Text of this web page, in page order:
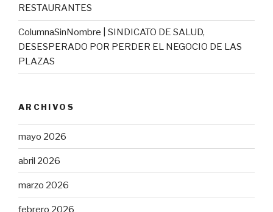
RESTAURANTES
ColumnaSinNombre | SINDICATO DE SALUD,
DESESPERADO POR PERDER EL NEGOCIO DE LAS
PLAZAS
ARCHIVOS
mayo 2026
abril 2026
marzo 2026
febrero 2026